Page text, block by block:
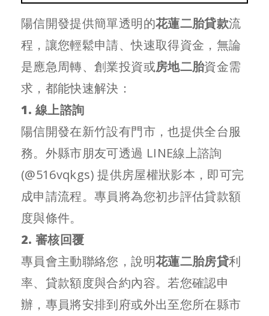
陽信開發提供簡單透明的花蓮二胎貸款流
程，讓您輕鬆申請、快速取得資金，無論
是應急周轉、創業投資或房地二胎資金需
求，都能快速解決：
1. 線上諮詢
陽信開發在新竹設有門市，也提供全台服
務。外縣市朋友可透過 LINE線上諮詢
(@516vqkgs) 提供房屋權狀影本，即可完
成申請流程。專員將為您初步評估貸款額
度與條件。
2. 審核回覆
專員會主動聯絡您，說明花蓮二胎房貸利
率、貸款額度與合約內容。若您確認申
辦，專員將安排到府或外出至您所在縣市